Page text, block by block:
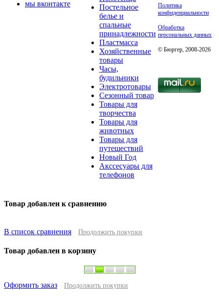
мы вконтакте
Постельное
белье и
спальные
принадлежности
Пластмасса
Хозяйственные
товары
Часы,
будильники
Электротовары
Сезонный товар
Товары для
творчества
Товары для
животных
Товары для
путешествий
Новый Год
Акссесуары для
телефонов
Политика
конфиденциальности
Обработка
персональных данных
© Бюргер, 2008-2026
Товар добавлен к сравнению
В список сравнения Продолжить покупки
Товар добавлен в корзину
Оформить заказ Продолжить покупки